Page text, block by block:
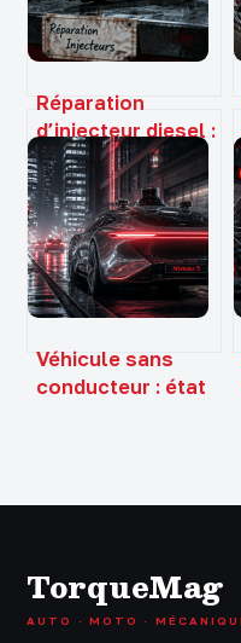
Réparation
d’injecteur diesel :
du diagnostic à 20
€ au
remplacement
complet à 1500 €
Véhicule sans
conducteur : état
TorqueMag
AUTO · MOTO ·